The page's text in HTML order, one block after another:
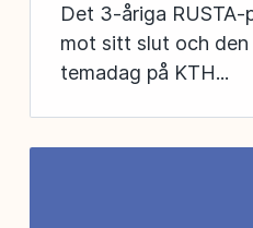
Det 3-åriga
mot sitt slut och den
temadag på KTH...